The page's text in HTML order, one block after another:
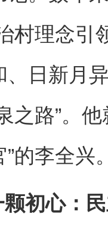
村理念
、日新月
之路”。
的李全兴
初心：